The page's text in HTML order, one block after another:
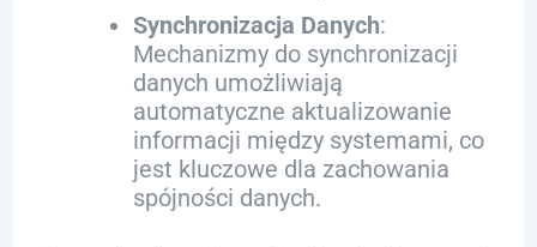
Synchronizacja Danych:
Mechanizmy do synchronizacji
danych umożliwiają
automatyczne aktualizowanie
informacji między systemami, co
jest kluczowe dla zachowania
spójności danych.